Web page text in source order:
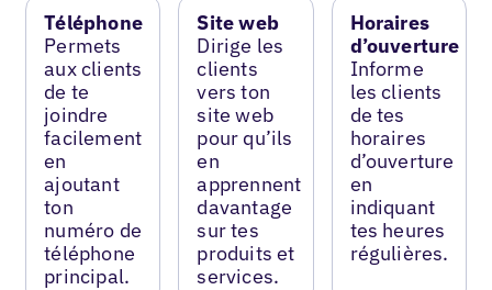
Téléphone
Permets
aux clients
de te
joindre
facilement
en
ajoutant
ton
numéro de
téléphone
principal.
Site web
Dirige les
clients
vers ton
site web
pour qu’ils
en
apprennent
davantage
sur tes
produits et
services.
Horaires
d’ouverture
Informe
les clients
de tes
horaires
d’ouverture
en
indiquant
tes heures
régulières.